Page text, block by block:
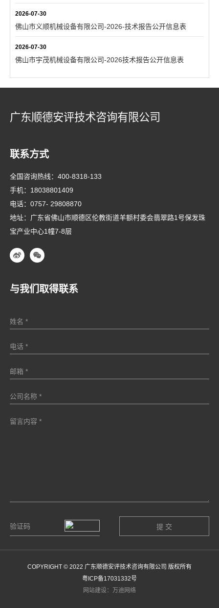
2026-07-30
佛山市义顺机械设备有限公司-2026-技术报告公开信息表
2026-07-30
佛山市宇茂机械设备有限公司-2026技术报告公开信息表
广东顺德安评技术咨询有限公司
联系方式
全国咨询热线： 400-8318-133
手机： 18038801409
电话： 0757- 29808870
地址：广东省佛山市顺德区伦教街道羊额村委会翡翠路1号保发珠
宝产业中心1幢7-8层
与我们取得联系
COPYRIGHT © 2022 广东顺德安评技术咨询有限公司 版权所有
粤ICP备17031332号
网站建设：万迪网络